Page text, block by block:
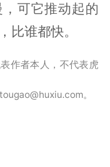
可它推动起的
比谁都快。
作者本人，不代表虎
。